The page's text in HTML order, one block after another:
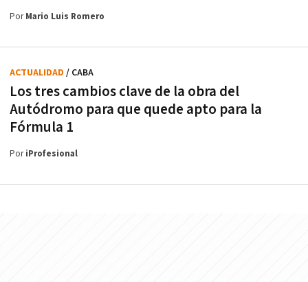
PorMario Luis Romero
Los tres cambios clave de la obra del
Autódromo para que quede apto para la
Fórmula 1
ACTUALIDAD / CABA
PoriProfesional